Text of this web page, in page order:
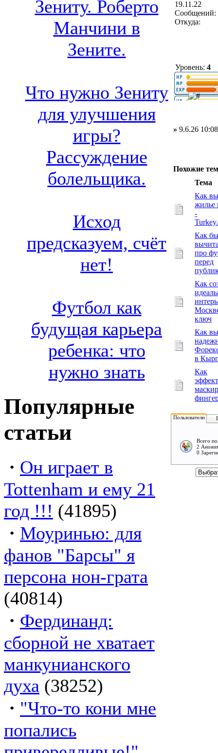
Зениту. Роберто
Манчини в
Зените.
Что нужно Зениту
для улучшения
игры?
Рассуждение
болельщика.
Исход
предсказуем, счёт
нет!
Футбол как
будущая карьера
ребенка: что
нужно знать
Популярные
статьи
· Он играет в
Tottenham и ему 21
год !!! (41895)
· Моуринью: для
фанов "Барсы" я
персона нон-грата
(40814)
· Фердинанд:
сборной не хватает
манкунианского
духа (38252)
· "Что-то кони мне
попались
19.11.22
Сообщений:
Откуда:
Уровень: 4
» 9.6.26 10:08
Похожие
Тема
Как
жилье
-
Как
про
перед
Как
ключ
Как
в
Как
Пользователи
Всего
2
0